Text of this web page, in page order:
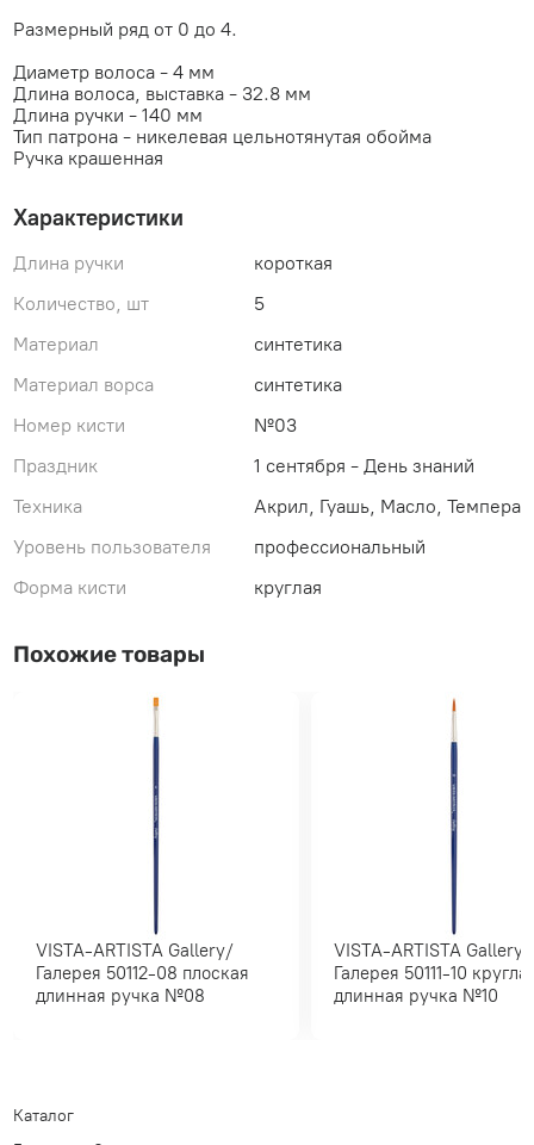
Размерный ряд от 0 до 4.
Диаметр волоса - 4 мм
Длина волоса, выставка - 32.8 мм
Длина ручки - 140 мм
Тип патрона - никелевая цельнотянутая обойма
Ручка крашенная
Характеристики
Длина ручки
короткая
Количество, шт
5
Материал
синтетика
Материал ворса
синтетика
Номер кисти
№03
Праздник
1 сентября - День знаний
Техника
Акрил, Гуашь, Масло, Темпера
Уровень пользователя
профессиональный
Форма кисти
круглая
Похожие товары
VISTA-ARTISTA Gallery/
Галерея 50112-08 плоская
длинная ручка №08
VISTA-ARTISTA Gallery/
Галерея 50111-10 круглая
длинная ручка №10
Каталог